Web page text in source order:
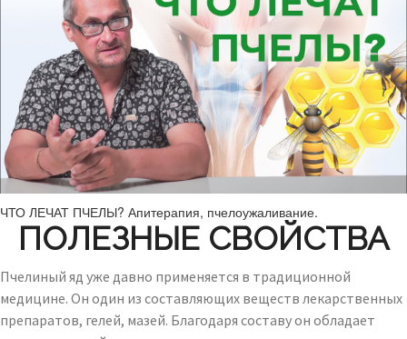
ЧТО ЛЕЧАТ ПЧЕЛЫ? Апитерапия, пчелоужаливание.
ПОЛЕЗНЫЕ СВОЙСТВА
Пчелиный яд уже давно применяется в традиционной
медицине. Он один из составляющих веществ лекарственных
препаратов, гелей, мазей. Благодаря составу он обладает